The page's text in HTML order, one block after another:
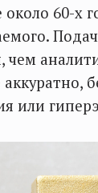
60-х
чем
или